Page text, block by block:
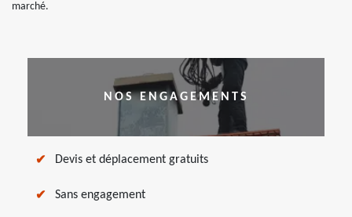
marché.
NOS ENGAGEMENTS
Devis et déplacement gratuits
Sans engagement